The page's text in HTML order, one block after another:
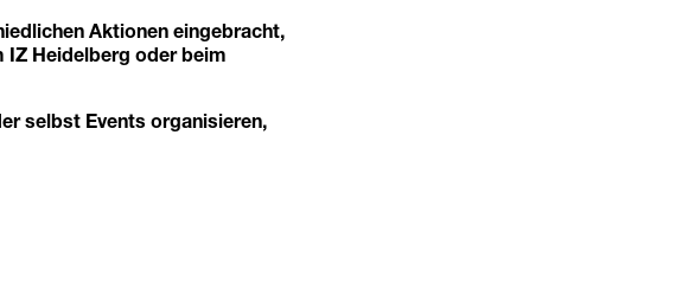
Aktionen eingebracht,
IZ Heidelberg oder beim
selbst Events organisieren,